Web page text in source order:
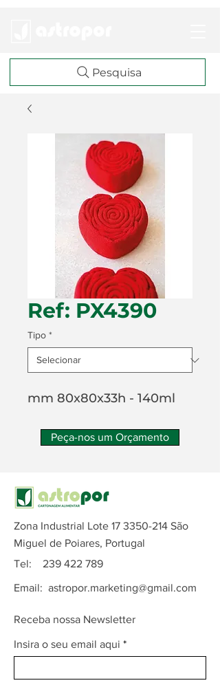
Pesquisa
Ref: PX4390
Tipo *
mm 80x80x33h - 140ml
Peça-nos um Orçamento
Zona Industrial Lote 17 3350-214 São
Miguel de Poiares, Portugal
Tel: 239 422 789
Email: astropor.marketing@gmail.com
Receba nossa Newsletter
Insira o seu email aqui